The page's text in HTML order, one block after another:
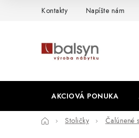
Kontakty Napíšte nám
AKCIOVÁ PONUKA
DomovStoličky Čalúnené